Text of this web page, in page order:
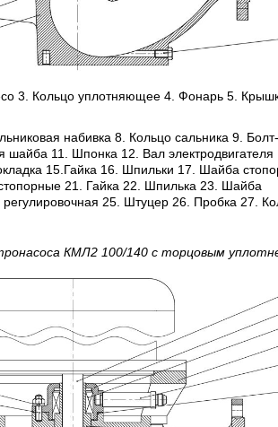
3. Кольцо уплотняющее 4. Фонарь 5.
набивка 8. Кольцо сальника 9. Болт-
шайба 11. Шпонка 12. Вал электродвигателя
15.Гайка 16. Шпильки 17. Шайба
21. Гайка 22. Шпилька 23. Шайба
25. Штуцер 26. Пробка 27.
КМЛ2 100/140 с торцовым